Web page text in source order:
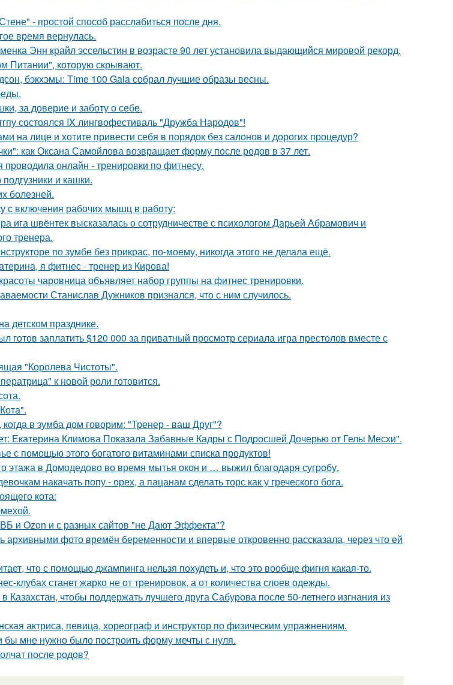
- простой способ расслабиться после дня.
время вернулась.
Энн крайл эссельстин в возрасте 90 лет установила выдающийся мировой рекорд.
Питании", которую скрывают.
бэкхэмы: Time 100 Gala собрал лучшие образы весны.
за доверие и заботу о себе.
состоялся IX лингвофестиваль "Дружба Народов"!
на лице и хотите привести себя в порядок без салонов и дорогих процедур?
как Оксана Самойлова возвращает форму после родов в 37 лет.
проводила онлайн - тренировки по фитнесу.
и кашки.
болезней.
с включения рабочих мышц в работу:
ига швёнтек высказалась о сотрудничестве с психологом Дарьей Абрамович и
тренера.
по зумбе без прикрас, по-моему, никогда этого не делала ещё.
я фитнес - тренер из Кирова!
чаровница объявляет набор группы на фитнес тренировки.
Станислав Дужников признался, что с ним случилось.
детском празднике.
готов заплатить $120 000 за приватный просмотр сериала игра престолов вместе с
"Королева Чистоты".
к новой роли готовится.
в зумба дом говорим: "Тренер - ваш Друг"?
Екатерина Климова Показала Забавные Кадры с Подросшей Дочерью от Гелы Месхи".
с помощью этого богатого витаминами списка продуктов!
этажа в Домодедово во время мытья окон и … выжил благодаря сугробу.
накачать попу - орех, а пацанам сделать торс как у греческого бога.
кота:
и Ozon и с разных сайтов "не Дают Эффекта"?
архивными фото времён беременности и впервые откровенно рассказала, через что ей
что с помощью джампинга нельзя похудеть и, что это вообще фигня какая-то.
клубах станет жарко не от тренировок, а от количества слоев одежды.
Казахстан, чтобы поддержать лучшего друга Сабурова после 50-летнего изгнания из
актриса, певица, хореограф и инструктор по физическим упражнениям.
бы мне нужно было построить форму мечты с нуля.
после родов?